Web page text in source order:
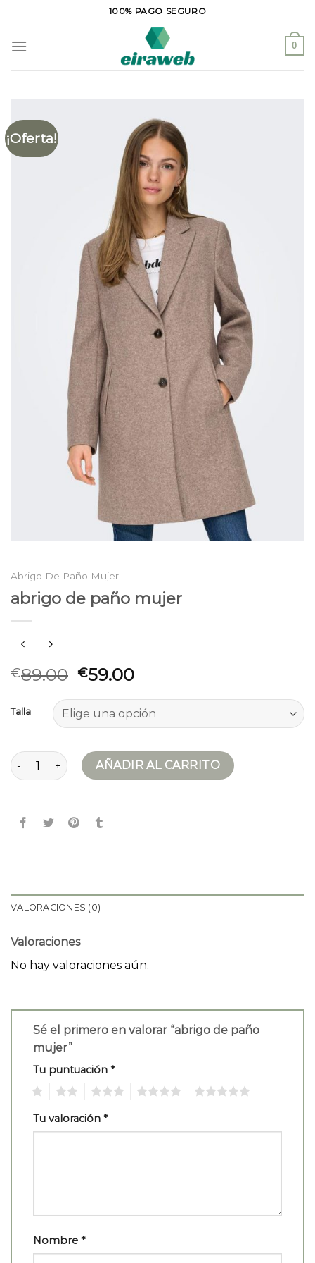
contenido
100% PAGO SEGURO
0
¡Oferta!
Abrigo De Paño Mujer
abrigo de paño mujer
€89.00 €59.00
Talla
abrigo de paño mujer cantidad
AÑADIR AL CARRITO
VALORACIONES (0)
Valoraciones
No hay valoraciones aún.
Sé el primero en valorar “abrigo de paño
mujer”
Tu puntuación *
Tu valoración *
Nombre *